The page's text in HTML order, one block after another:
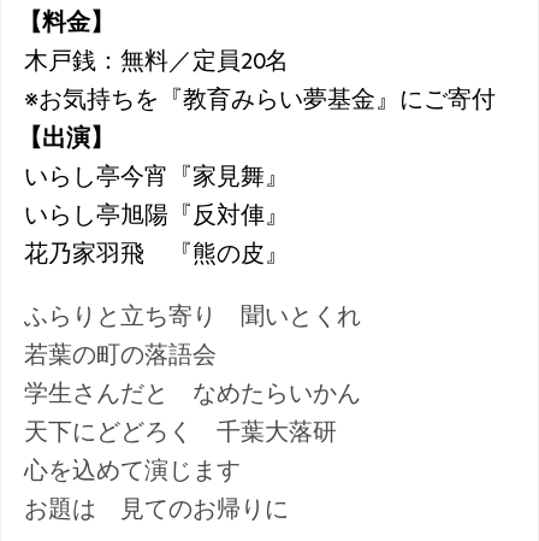
【料金】
木戸銭：無料／定員20名
※お気持ちを『教育みらい夢基金』にご寄付
【出演】
いらし亭今宵『家見舞』
いらし亭旭陽『反対俥』
花乃家羽飛 『熊の皮』
ふらりと立ち寄り 聞いとくれ
若葉の町の落語会
学生さんだと なめたらいかん
天下にどどろく 千葉大落研
心を込めて演じます
お題は 見てのお帰りに